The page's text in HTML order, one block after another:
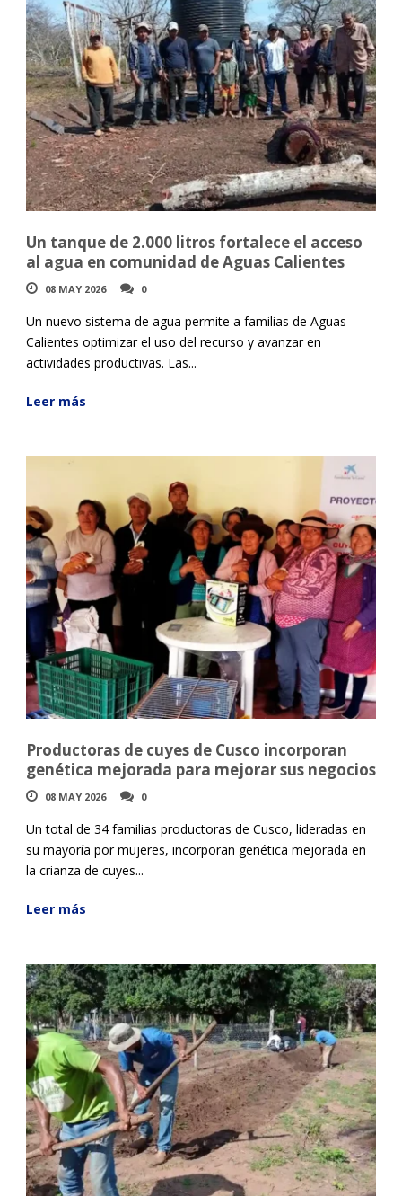
Un tanque de 2.000 litros fortalece el acceso
al agua en comunidad de Aguas Calientes
08 MAY 2026 0
Un nuevo sistema de agua permite a familias de Aguas
Calientes optimizar el uso del recurso y avanzar en
actividades productivas. Las...
Leer más
Productoras de cuyes de Cusco incorporan
genética mejorada para mejorar sus negocios
08 MAY 2026 0
Un total de 34 familias productoras de Cusco, lideradas en
su mayoría por mujeres, incorporan genética mejorada en
la crianza de cuyes...
Leer más